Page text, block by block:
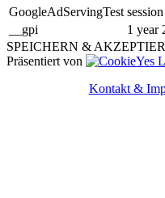
GoogleAdServingTest session
__gpi
1 year
SPEICHERN &
Präsentiert von
Kontakt &